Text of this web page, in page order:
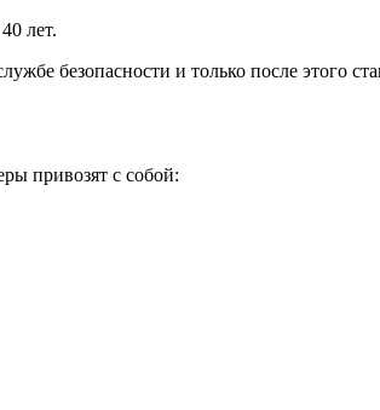
лет.
безопасности и только после этого
привозят с собой: